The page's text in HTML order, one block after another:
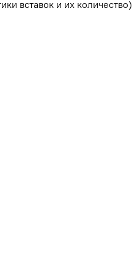
вставок и их количество)